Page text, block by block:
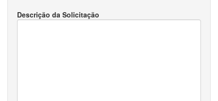
Descrição da Solicitação